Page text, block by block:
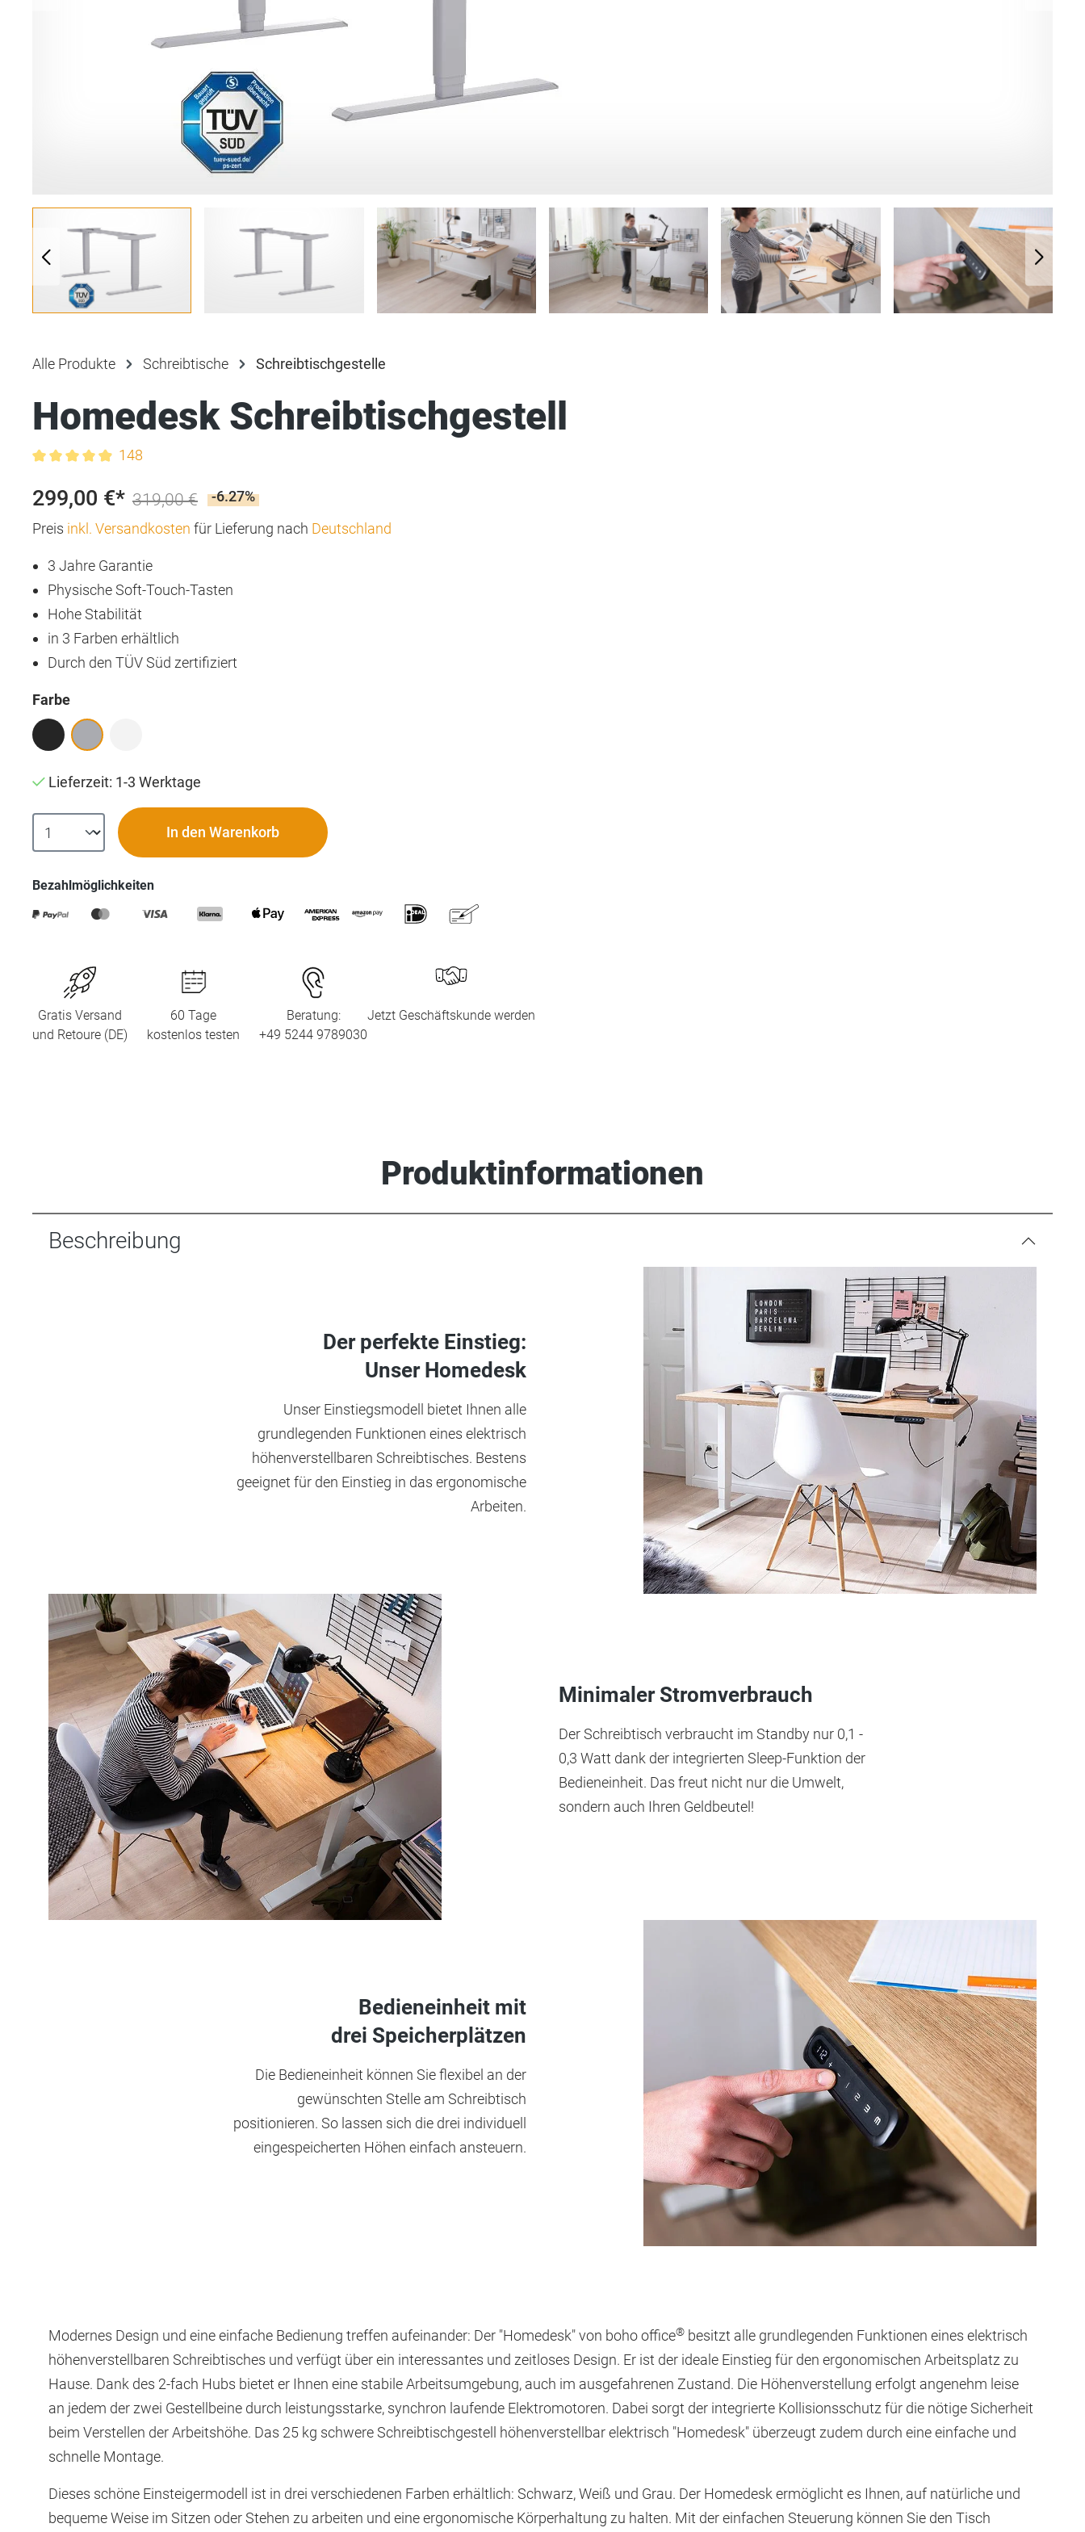
Alle Produkte Schreibtische Schreibtischgestelle
Homedesk Schreibtischgestell
148
299,00 €* 319,00 €
-6.27%
Preis inkl. Versandkosten für Lieferung nach Deutschland
3 Jahre Garantie
Physische Soft-Touch-Tasten
Hohe Stabilität
in 3 Farben erhältlich
Durch den TÜV Süd zertifiziert
Farbeauswählen
Lieferzeit: 1-3 Werktage
In den Warenkorb
Bezahlmöglichkeiten
Gratis Versand
und Retoure (DE)
60 Tage
kostenlos testen
Beratung:
+49 5244 9789030
Jetzt Geschäftskunde werden
Produktinformationen
Beschreibung
Der perfekte Einstieg:
Unser Homedesk
Unser Einstiegsmodell bietet Ihnen alle
grundlegenden Funktionen eines elektrisch
höhenverstellbaren Schreibtisches. Bestens
geeignet für den Einstieg in das ergonomische
Arbeiten.
Minimaler Stromverbrauch
Der Schreibtisch verbraucht im Standby nur 0,1 -
0,3 Watt dank der integrierten Sleep-Funktion der
Bedieneinheit. Das freut nicht nur die Umwelt,
sondern auch Ihren Geldbeutel!
Bedieneinheit mit
drei Speicherplätzen
Die Bedieneinheit können Sie flexibel an der
gewünschten Stelle am Schreibtisch
positionieren. So lassen sich die drei individuell
eingespeicherten Höhen einfach ansteuern.
Modernes Design und eine einfache Bedienung treffen aufeinander: Der "Homedesk" von boho office® besitzt alle grundlegenden Funktionen eines elektrisch
höhenverstellbaren Schreibtisches und verfügt über ein interessantes und zeitloses Design. Er ist der ideale Einstieg für den ergonomischen Arbeitsplatz zu
Hause. Dank des 2-fach Hubs bietet er Ihnen eine stabile Arbeitsumgebung, auch im ausgefahrenen Zustand. Die Höhenverstellung erfolgt angenehm leise
an jedem der zwei Gestellbeine durch leistungsstarke, synchron laufende Elektromotoren. Dabei sorgt der integrierte Kollisionsschutz für die nötige Sicherheit
beim Verstellen der Arbeitshöhe. Das 25 kg schwere Schreibtischgestell höhenverstellbar elektrisch "Homedesk" überzeugt zudem durch eine einfache und
schnelle Montage.
Dieses schöne Einsteigermodell ist in drei verschiedenen Farben erhältlich: Schwarz, Weiß und Grau. Der Homedesk ermöglicht es Ihnen, auf natürliche und
bequeme Weise im Sitzen oder Stehen zu arbeiten und eine ergonomische Körperhaltung zu halten. Mit der einfachen Steuerung können Sie den Tisch